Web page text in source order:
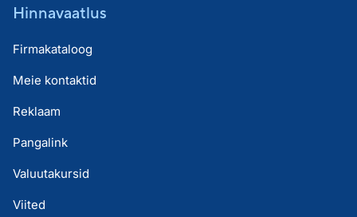
Hinnavaatlus
Firmakataloog
Meie kontaktid
Reklaam
Pangalink
Valuutakursid
Viited